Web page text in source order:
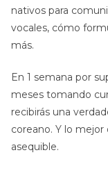
nativos para
vocales, cómo
más.
En 1 semana por
meses tomando
recibirás una
coreano. Y lo
asequible.